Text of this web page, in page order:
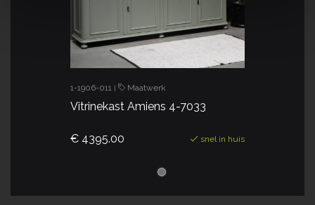
1-1906-011 Maatwerk
Vitrinekast Amiens 4-7033
€ 4395.00 snel in huis